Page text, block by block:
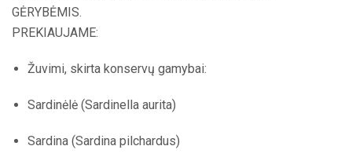
GĖRYBĖMIS.
PREKIAUJAME:
Žuvimi, skirta konservų gamybai:
Sardinėlė (Sardinella aurita)
Sardina (Sardina pilchardus)